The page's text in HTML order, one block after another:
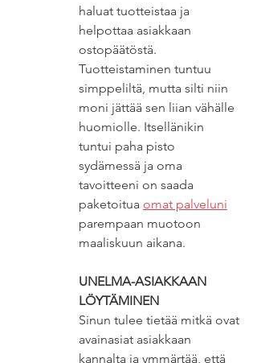
haluat tuotteistaa ja
helpottaa asiakkaan
ostopäätöstä.
Tuotteistaminen tuntuu
simppeliltä, mutta silti niin
moni jättää sen liian vähälle
huomiolle. Itsellänikin
tuntui paha pisto
sydämessä ja oma
tavoitteeni on saada
paketoitua omat palveluni
parempaan muotoon
maaliskuun aikana.
UNELMA-ASIAKKAAN
LÖYTÄMINEN
Sinun tulee tietää mitkä ovat
avainasiat asiakkaan
kannalta ja ymmärtää, että